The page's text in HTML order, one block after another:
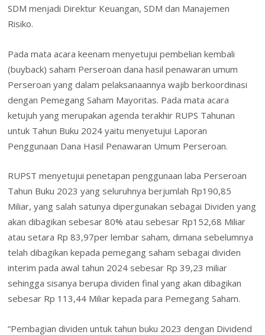
SDM menjadi Direktur Keuangan, SDM dan Manajemen
Risiko.
Pada mata acara keenam menyetujui pembelian kembali
(buyback) saham Perseroan dana hasil penawaran umum
Perseroan yang dalam pelaksanaannya wajib berkoordinasi
dengan Pemegang Saham Mayoritas. Pada mata acara
ketujuh yang merupakan agenda terakhir RUPS Tahunan
untuk Tahun Buku 2024 yaitu menyetujui Laporan
Penggunaan Dana Hasil Penawaran Umum Perseroan.
RUPST menyetujui penetapan penggunaan laba Perseroan
Tahun Buku 2023 yang seluruhnya berjumlah Rp190,85
Miliar, yang salah satunya dipergunakan sebagai Dividen yang
akan dibagikan sebesar 80% atau sebesar Rp152,68 Miliar
atau setara Rp 83,97per lembar saham, dimana sebelumnya
telah dibagikan kepada pemegang saham sebagai dividen
interim pada awal tahun 2024 sebesar Rp 39,23 miliar
sehingga sisanya berupa dividen final yang akan dibagikan
sebesar Rp 113,44 Miliar kepada para Pemegang Saham.
“Pembagian dividen untuk tahun buku 2023 dengan Dividend